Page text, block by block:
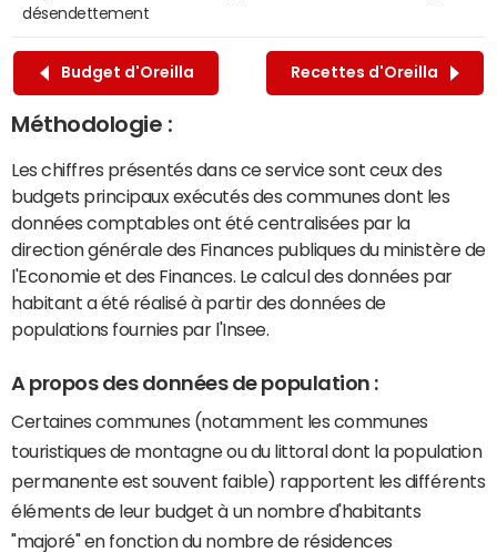
désendettement
Budget d'Oreilla Recettes d'Oreilla
Méthodologie :
Les chiffres présentés dans ce service sont ceux des
budgets principaux exécutés des communes dont les
données comptables ont été centralisées par la
direction générale des Finances publiques du ministère de
l'Economie et des Finances. Le calcul des données par
habitant a été réalisé à partir des données de
populations fournies par l'Insee.
A propos des données de population :
Certaines communes (notamment les communes
touristiques de montagne ou du littoral dont la population
permanente est souvent faible) rapportent les différents
éléments de leur budget à un nombre d'habitants
"majoré" en fonction du nombre de résidences